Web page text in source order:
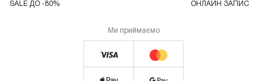
SALE ДО -80% ОНЛАЙН ЗАПИС
Ми приймаємо